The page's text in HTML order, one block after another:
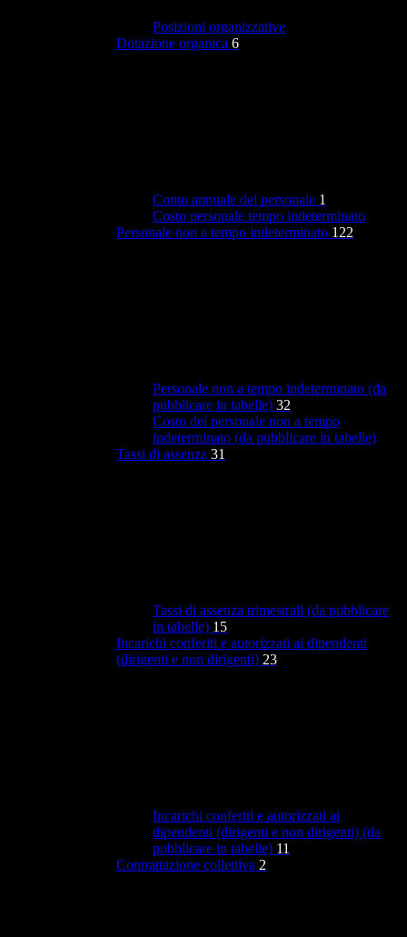
Posizioni organizzative
Dotazione organica 6
Conto annuale del personale 1
Costo personale tempo indeterminato
Personale non a tempo indeterminato 122
Personale non a tempo indeterminato (da
pubblicare in tabelle) 32
Costo del personale non a tempo
indeterminato (da pubblicare in tabelle)
Tassi di assenza 31
Tassi di assenza trimestrali (da pubblicare
in tabelle) 15
Incarichi conferiti e autorizzati ai dipendenti
(dirigenti e non dirigenti) 23
Incarichi conferiti e autorizzati ai
dipendenti (dirigenti e non dirigenti) (da
pubblicare in tabelle) 11
Contrattazione collettiva 2